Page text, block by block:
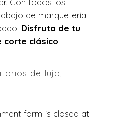
de marquetería
Disfruta de tu
corte clásico
de lujo
form is closed at